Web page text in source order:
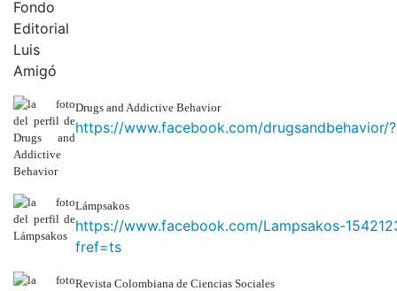
Drugs and Addictive Behavior
https://www.facebook.com/drugsandbehavior/
Lámpsakos
https://www.facebook.com/Lampsakos-
fref=ts
Revista Colombiana de Ciencias Sociales